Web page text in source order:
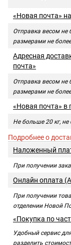
«Новая почта»
Отправка весом не
размерами не
Адресная
почта»
Отправка весом не
размерами не
«Новая почта» в
Не больше 20 кг,
Подробнее о
Наложенный
При получении
Онлайн оплата
При получении
отделении Новой
«Покупка по
Удобный сервис
разделить